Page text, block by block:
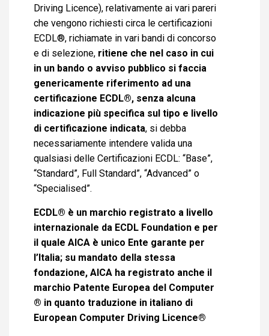
Driving Licence), relativamente ai vari pareri
che vengono richiesti circa le certificazioni
ECDL®, richiamate in vari bandi di concorso
e di selezione, ritiene che nel caso in cui
in un bando o avviso pubblico si faccia
genericamente riferimento ad una
certificazione ECDL®, senza alcuna
indicazione più specifica sul tipo e livello
di certificazione indicata, si debba
necessariamente intendere valida una
qualsiasi delle Certificazioni ECDL: “Base”,
“Standard”, Full Standard”, “Advanced” o
“Specialised”.
ECDL® è un marchio registrato a livello
internazionale da ECDL Foundation e per
il quale AICA è unico Ente garante per
l’Italia; su mandato della stessa
fondazione, AICA ha registrato anche il
marchio Patente Europea del Computer
® in quanto traduzione in italiano di
European Computer Driving Licence®